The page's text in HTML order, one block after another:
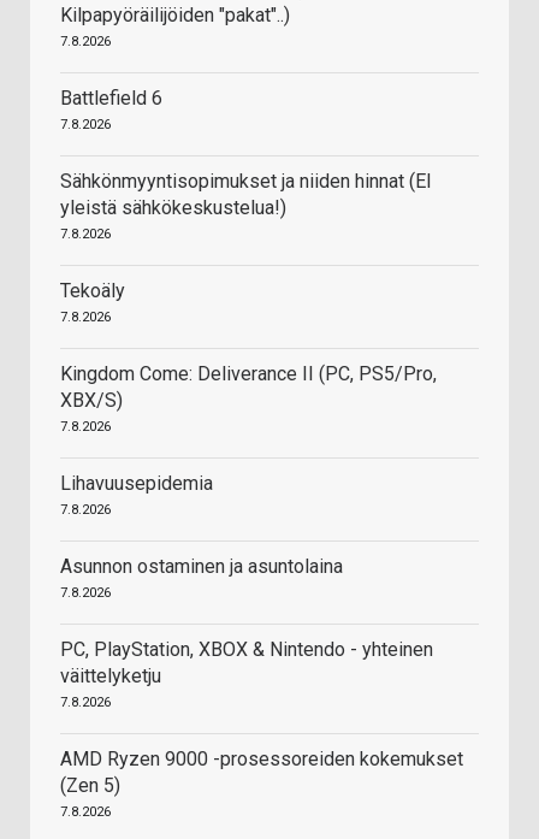
Kilpapyöräilijöiden "pakat"..)
7.8.2026
Battlefield 6
7.8.2026
Sähkönmyyntisopimukset ja niiden hinnat (EI
yleistä sähkökeskustelua!)
7.8.2026
Tekoäly
7.8.2026
Kingdom Come: Deliverance II (PC, PS5/Pro,
XBX/S)
7.8.2026
Lihavuusepidemia
7.8.2026
Asunnon ostaminen ja asuntolaina
7.8.2026
PC, PlayStation, XBOX & Nintendo - yhteinen
väittelyketju
7.8.2026
AMD Ryzen 9000 -prosessoreiden kokemukset
(Zen 5)
7.8.2026